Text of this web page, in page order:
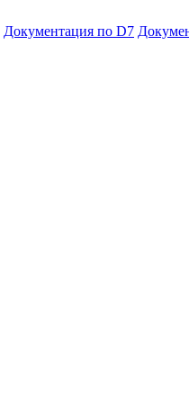
Документация по D7